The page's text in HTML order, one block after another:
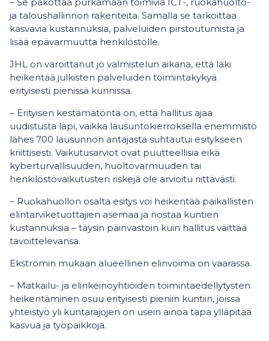
ja taloushallinnon rakenteita. Samalla se tarkoittaa
kasvavia kustannuksia, palveluiden pirstoutumista ja
lisää epävarmuutta henkilöstölle.
JHL on varoittanut jo valmistelun aikana, että laki
heikentää julkisten palveluiden toimintakykyä
erityisesti pienissä kunnissa.
– Erityisen kestämätöntä on, että hallitus ajaa
uudistusta läpi, vaikka lausuntokierroksella enemmistö
lähes 700 lausunnon antajasta suhtautui esitykseen
kriittisesti. Vaikutusarviot ovat puutteellisia eikä
kyberturvallisuuden, huoltovarmuuden tai
henkilöstövaikutusten riskejä ole arvioitu riittävästi.
– Ruokahuollon osalta esitys voi heikentää paikallisten
elintarviketuottajien asemaa ja nostaa kuntien
kustannuksia – täysin päinvastoin kuin hallitus väittää
tavoittelevansa.
Ekströmin mukaan alueellinen elinvoima on vaarassa.
– Matkailu- ja elinkeinoyhtiöiden toimintaedellytysten
heikentäminen osuu erityisesti pieniin kuntiin, joissa
yhteistyö yli kuntarajojen on usein ainoa tapa ylläpitää
kasvua ja työpaikkoja.